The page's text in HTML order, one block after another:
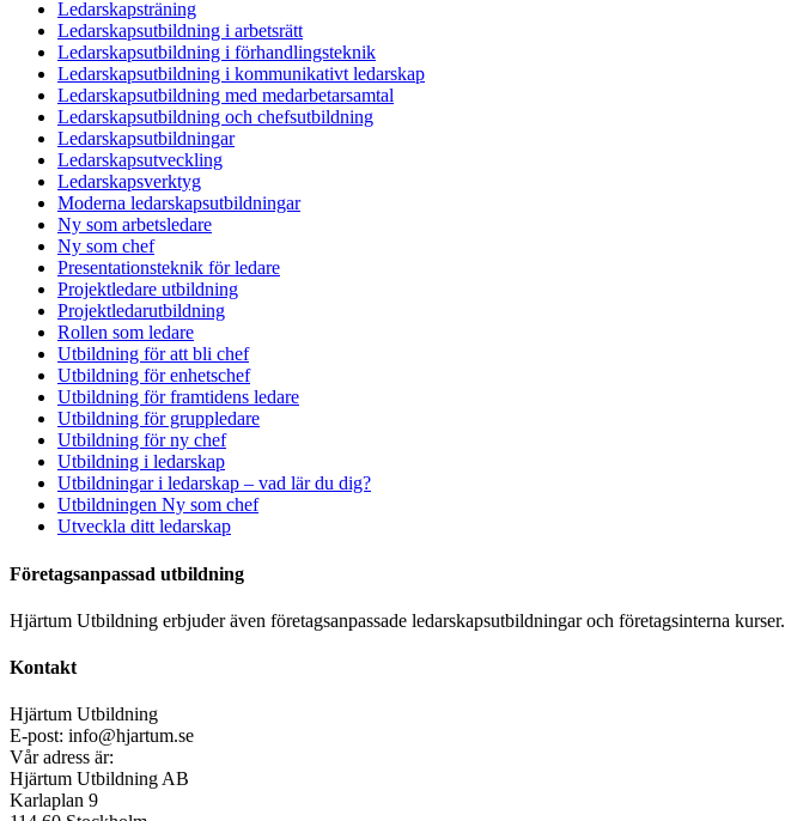
Ledarskapsträning
Ledarskapsutbildning i arbetsrätt
Ledarskapsutbildning i förhandlingsteknik
Ledarskapsutbildning i kommunikativt ledarskap
Ledarskapsutbildning med medarbetarsamtal
Ledarskapsutbildning och chefsutbildning
Ledarskapsutbildningar
Ledarskapsutveckling
Ledarskapsverktyg
Moderna ledarskapsutbildningar
Ny som arbetsledare
Ny som chef
Presentationsteknik för ledare
Projektledare utbildning
Projektledarutbildning
Rollen som ledare
Utbildning för att bli chef
Utbildning för enhetschef
Utbildning för framtidens ledare
Utbildning för gruppledare
Utbildning för ny chef
Utbildning i ledarskap
Utbildningar i ledarskap – vad lär du dig?
Utbildningen Ny som chef
Utveckla ditt ledarskap
Företagsanpassad utbildning
Hjärtum Utbildning erbjuder även företagsanpassade ledarskapsutbildningar och företagsinterna
Kontakt
Hjärtum Utbildning
E-post: info@hjartum.se
Vår adress är:
Hjärtum Utbildning AB
Karlaplan 9